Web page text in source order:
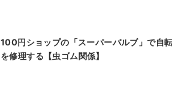
100円ショップの「スーパーバルブ」で自
を修理する【虫ゴム関係】